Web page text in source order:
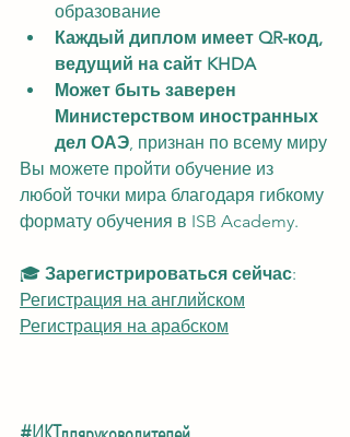
образование
Каждый диплом имеет QR-код,
ведущий на сайт KHDA
Может быть заверен
Министерством иностранных
дел ОАЭ, признан по всему миру
Вы можете пройти обучение из
любой точки мира благодаря гибкому
формату обучения в ISB Academy.
🎓 Зарегистрироваться сейчас:
Регистрация на английском
Регистрация на арабском